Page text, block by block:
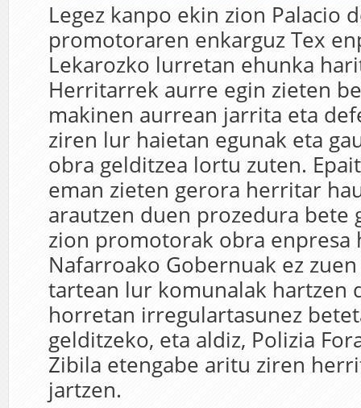
Legez kanpo ekin zion Palacio
promotoraren enkarguz Tex
Lekarozko lurretan ehunka
Herritarrek aurre egin zieten
makinen aurrean jarrita eta
ziren lur haietan egunak eta
obra gelditzea lortu zuten.
eman zieten gerora herritar
arautzen duen prozedura bete
zion promotorak obra enpresa
Nafarroako Gobernuak ez
tartean lur komunalak hartzen
horretan irregulartasunez
gelditzeko, eta aldiz, Polizia
Zibila etengabe aritu ziren
jartzen.